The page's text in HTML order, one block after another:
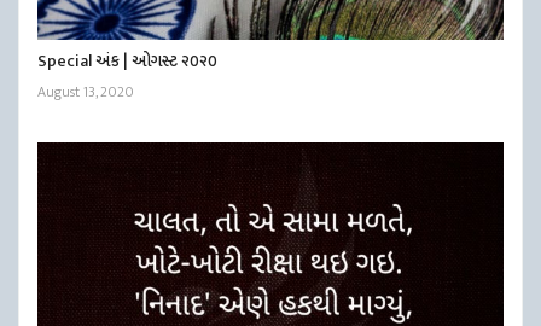
Special અંક | ઓગસ્ટ ૨૦૨૦
August 13, 2020